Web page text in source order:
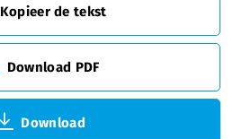
Kopieer de tekst
Download PDF
Download